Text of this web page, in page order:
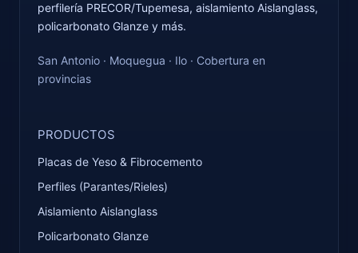
perfilería PRECOR/Tupemesa, aislamiento Aislanglass,
policarbonato Glanze y más.
San Antonio · Moquegua · Ilo · Cobertura en
provincias
PRODUCTOS
Placas de Yeso & Fibrocemento
Perfiles (Parantes/Rieles)
Aislamiento Aislanglass
Policarbonato Glanze